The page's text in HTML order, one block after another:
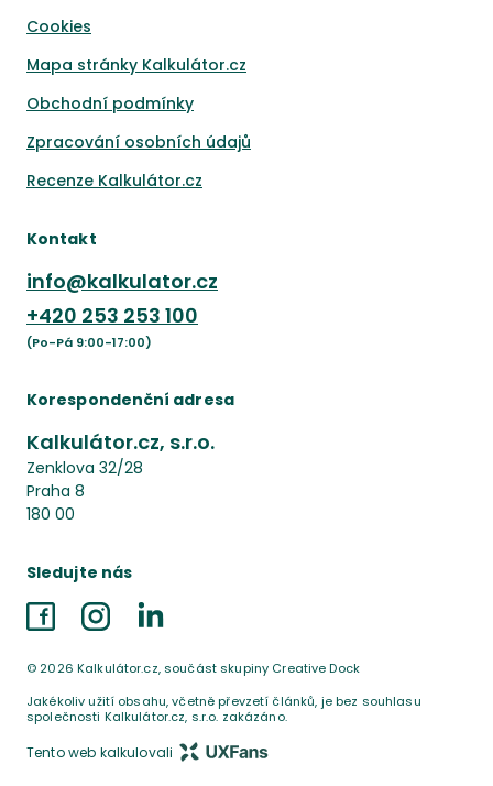
Cookies
Mapa stránky Kalkulátor.cz
Obchodní podmínky
Zpracování osobních údajů
Recenze Kalkulátor.cz
Kontakt
info@kalkulator.cz
+420 253 253 100
(Po-Pá 9:00-17:00)
Korespondenční adresa
Kalkulátor.cz, s.r.o.
Zenklova 32/28
Praha 8
180 00
Sledujte nás
FacebookInstagramLinkedIn
© 2026 Kalkulátor.cz, součást skupiny Creative Dock
Jakékoliv užití obsahu, včetně převzetí článků, je bez souhlasu
společnosti Kalkulátor.cz, s.r.o. zakázáno.
Tento web kalkulovali